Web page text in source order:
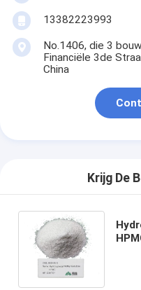
13382223993
No.1406, die 3
Financiële 3de
China
Krijg De